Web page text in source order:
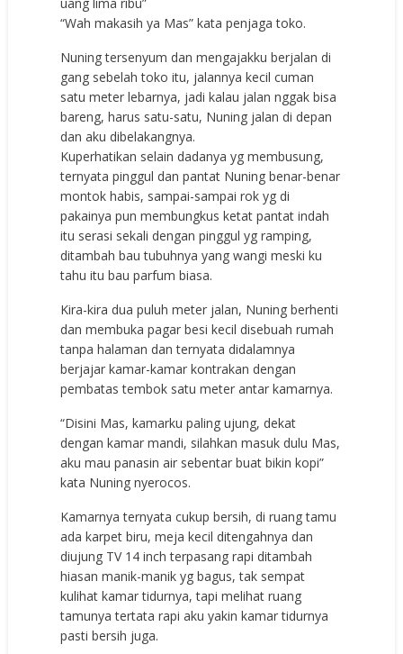
“Wah makasih ya Mas” kata penjaga toko.
Nuning tersenyum dan mengajakku berjalan di
gang sebelah toko itu, jalannya kecil cuman
satu meter lebarnya, jadi kalau jalan nggak bisa
bareng, harus satu-satu, Nuning jalan di depan
dan aku dibelakangnya.
Kuperhatikan selain dadanya yg membusung,
ternyata pinggul dan pantat Nuning benar-benar
montok habis, sampai-sampai rok yg di
pakainya pun membungkus ketat pantat indah
itu serasi sekali dengan pinggul yg ramping,
ditambah bau tubuhnya yang wangi meski ku
tahu itu bau parfum biasa.
Kira-kira dua puluh meter jalan, Nuning berhenti
dan membuka pagar besi kecil disebuah rumah
tanpa halaman dan ternyata didalamnya
berjajar kamar-kamar kontrakan dengan
pembatas tembok satu meter antar kamarnya.
“Disini Mas, kamarku paling ujung, dekat
dengan kamar mandi, silahkan masuk dulu Mas,
aku mau panasin air sebentar buat bikin kopi”
kata Nuning nyerocos.
Kamarnya ternyata cukup bersih, di ruang tamu
ada karpet biru, meja kecil ditengahnya dan
diujung TV 14 inch terpasang rapi ditambah
hiasan manik-manik yg bagus, tak sempat
kulihat kamar tidurnya, tapi melihat ruang
tamunya tertata rapi aku yakin kamar tidurnya
pasti bersih juga.